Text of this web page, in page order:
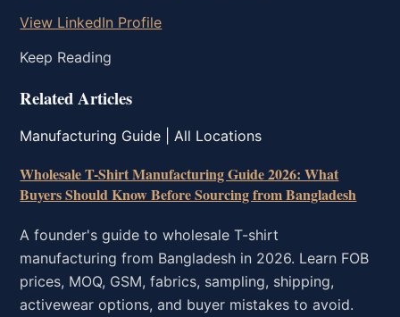
View LinkedIn Profile
Keep Reading
Related Articles
Manufacturing Guide | All Locations
Wholesale T-Shirt Manufacturing Guide 2026: What
Buyers Should Know Before Sourcing from Bangladesh
A founder's guide to wholesale T-shirt
manufacturing from Bangladesh in 2026. Learn FOB
prices, MOQ, GSM, fabrics, sampling, shipping,
activewear options, and buyer mistakes to avoid.